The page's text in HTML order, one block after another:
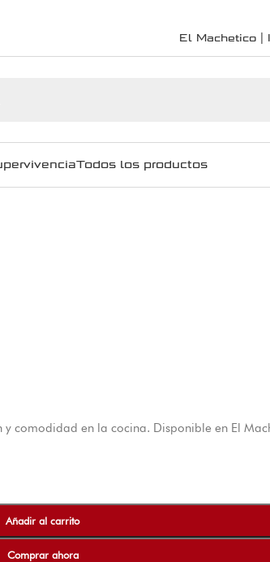
El Machetico |
Todos los productos
comodidad en la cocina. Disponible en El
Añadir al carrito
Comprar ahora